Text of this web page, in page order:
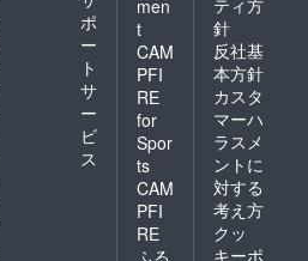
ポ
ー
ト
サ
ー
ビ
ス
men
t
CAM
PFI
RE
for
Spor
ts
CAM
PFI
RE
ふる
針
反社基
本方針
カスタ
マーハ
ラスメ
ントに
対する
考え方
クッ
キーポ